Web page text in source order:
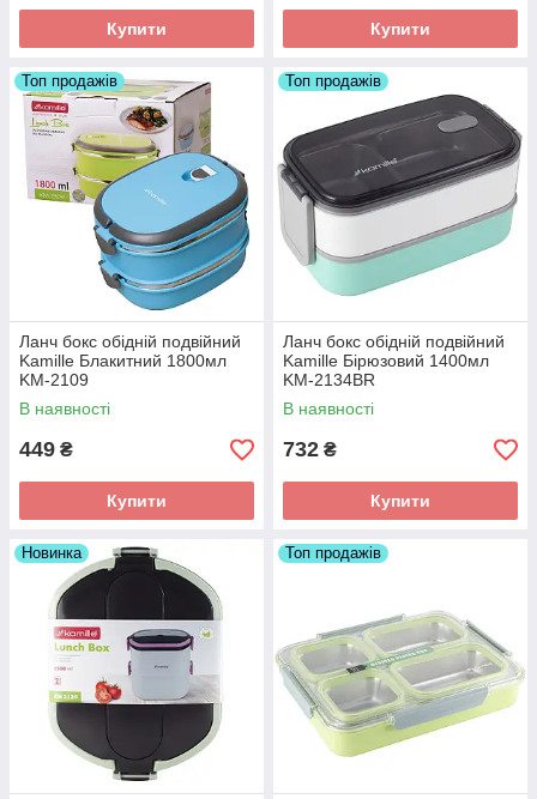
Купити Купити
Топ продажів
Ланч бокс обідній подвійний
Kamille Блакитний 1800мл
KM-2109
В наявності
449 ₴
Купити
Топ продажів
Ланч бокс обідній подвійний
Kamille Бірюзовий 1400мл
KM-2134BR
В наявності
732 ₴
Купити
Новинка Топ продажів